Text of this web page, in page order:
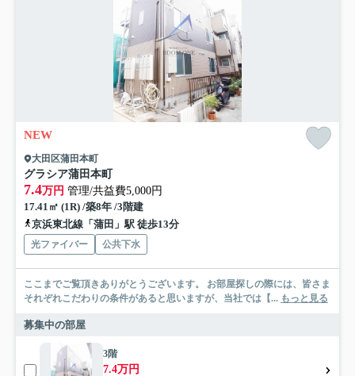
NEW
大田区蒲田本町
グラシア蒲田本町
7.4万円 管理/共益費5,000円
17.41㎡ (1R) /築8年 /3階建
京浜東北線「蒲田」駅 徒歩13分
光ファイバー 公共下水
ここまでご覧頂きありがとうございます。 お部屋探しの際には、皆さま
それぞれこだわりの条件があると思いますが、当社では【... もっと見る
募集中の部屋
3階
7.4万円